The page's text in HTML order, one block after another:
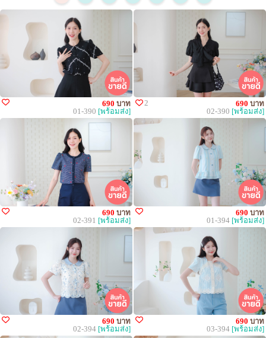
690 บาท
01-390 [พร้อมส่ง]
2 690 บาท
02-390 [พร้อมส่ง]
690 บาท
02-391 [พร้อมส่ง]
690 บาท
01-394 [พร้อมส่ง]
690 บาท
02-394 [พร้อมส่ง]
690 บาท
03-394 [พร้อมส่ง]